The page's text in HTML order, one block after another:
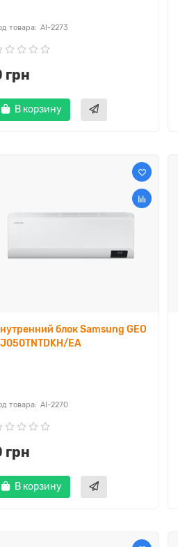
AI-2273
грн
В корзину
блок Samsung GEO
EA
AI-2270
грн
В корзину